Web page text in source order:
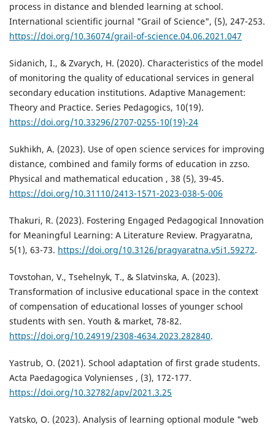
process in distance and blended learning at school.
International scientific journal "Grail of Science", (5), 247-253.
https://doi.org/10.36074/grail-of-science.04.06.2021.047
Sidanich, I., & Zvarych, H. (2020). Characteristics of the model
of monitoring the quality of educational services in general
secondary education institutions. Adaptive Management:
Theory and Practice. Series Pedagogics, 10(19).
https://doi.org/10.33296/2707-0255-10(19)-24
Sukhikh, A. (2023). Use of open science services for improving
distance, combined and family forms of education in zzso.
Physical and mathematical education , 38 (5), 39-45.
https://doi.org/10.31110/2413-1571-2023-038-5-006
Thakuri, R. (2023). Fostering Engaged Pedagogical Innovation
for Meaningful Learning: A Literature Review. Pragyaratna,
5(1), 63-73. https://doi.org/10.3126/pragyaratna.v5i1.59272.
Tovstohan, V., Tsehelnyk, Т., & Slatvinska, A. (2023).
Transformation of inclusive educational space in the context
of compensation of educational losses of younger school
students with sen. Youth & market, 78-82.
https://doi.org/10.24919/2308-4634.2023.282840.
Yastrub, O. (2021). School adaptation of first grade students.
Acta Paedagogica Volynienses , (3), 172-177.
https://doi.org/10.32782/apv/2021.3.25
Yatsko, O. (2023). Analysis of learning optional module "web